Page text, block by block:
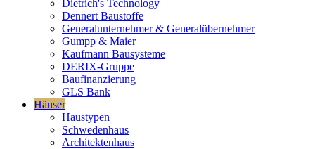
Dietrich's Technology
Dennert Baustoffe
Generalunternehmer & Generalübernehmer
Gumpp & Maier
Kaufmann Bausysteme
DERIX-Gruppe
Baufinanzierung
GLS Bank
Häuser
Haustypen
Schwedenhaus
Architektenhaus